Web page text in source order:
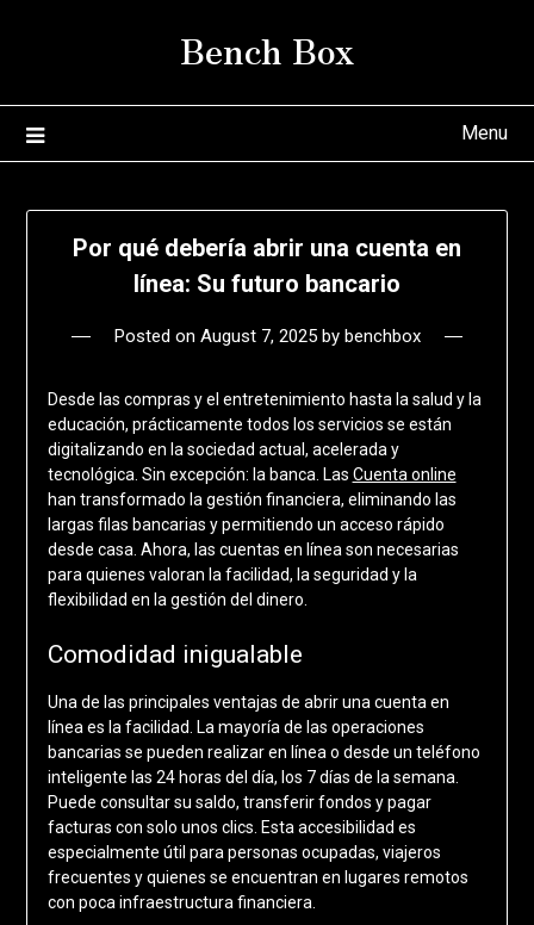
Bench Box
Menu
Por qué debería abrir una cuenta en
línea: Su futuro bancario
Posted on August 7, 2025by benchbox
Desde las compras y el entretenimiento hasta la salud y la
educación, prácticamente todos los servicios se están
digitalizando en la sociedad actual, acelerada y
tecnológica. Sin excepción: la banca. Las Cuenta online
han transformado la gestión financiera, eliminando las
largas filas bancarias y permitiendo un acceso rápido
desde casa. Ahora, las cuentas en línea son necesarias
para quienes valoran la facilidad, la seguridad y la
flexibilidad en la gestión del dinero.
Comodidad inigualable
Una de las principales ventajas de abrir una cuenta en
línea es la facilidad. La mayoría de las operaciones
bancarias se pueden realizar en línea o desde un teléfono
inteligente las 24 horas del día, los 7 días de la semana.
Puede consultar su saldo, transferir fondos y pagar
facturas con solo unos clics. Esta accesibilidad es
especialmente útil para personas ocupadas, viajeros
frecuentes y quienes se encuentran en lugares remotos
con poca infraestructura financiera.